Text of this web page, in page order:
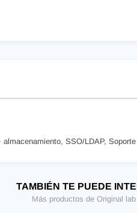
SSO/LDAP,
TAMBIÉN TE PUEDE
Más productos de Original